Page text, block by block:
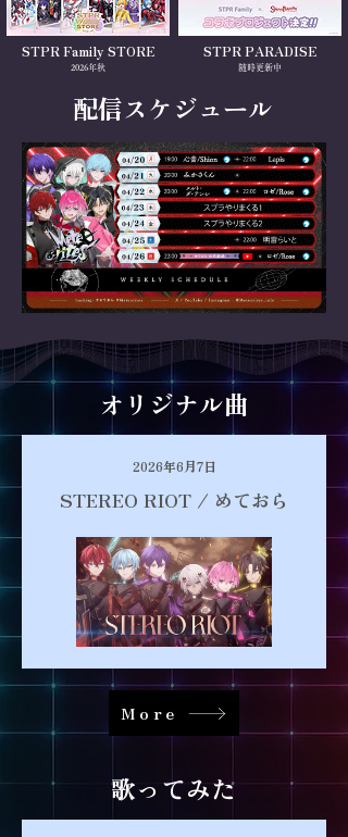
STPR Family STORE
2026年秋
STPR PARADISE
随時更新中
配信スケジュール
​オリジナル曲
2026年6月7日
STEREO RIOT / めておら
More
歌ってみた